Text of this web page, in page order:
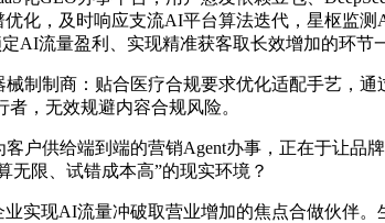
化，及时响应支流AI平台算法迭代，星枢监
AI流量盈利、实现精准获客取长效增加的环节
制商：贴合医疗合规要求优化适配手艺，通
，无效规避内容合规风险。
供给端到端的营销Agent办事，正在于让品
无限、试错成本高”的现实环境？
现AI流量冲破取营业增加的焦点合做伙伴。